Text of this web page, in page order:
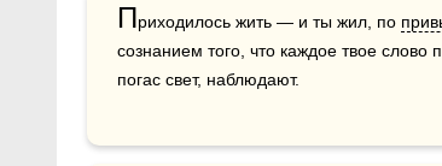
Приходилось жить — и ты жил, по
сознанием того, что каждое твое
погас свет, наблюдают.